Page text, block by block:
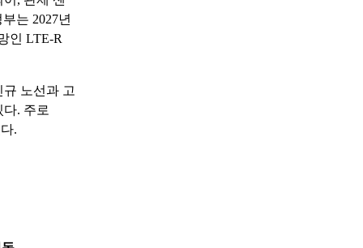
는 2027년
인 LTE-R
노선과 고
. 주로
.